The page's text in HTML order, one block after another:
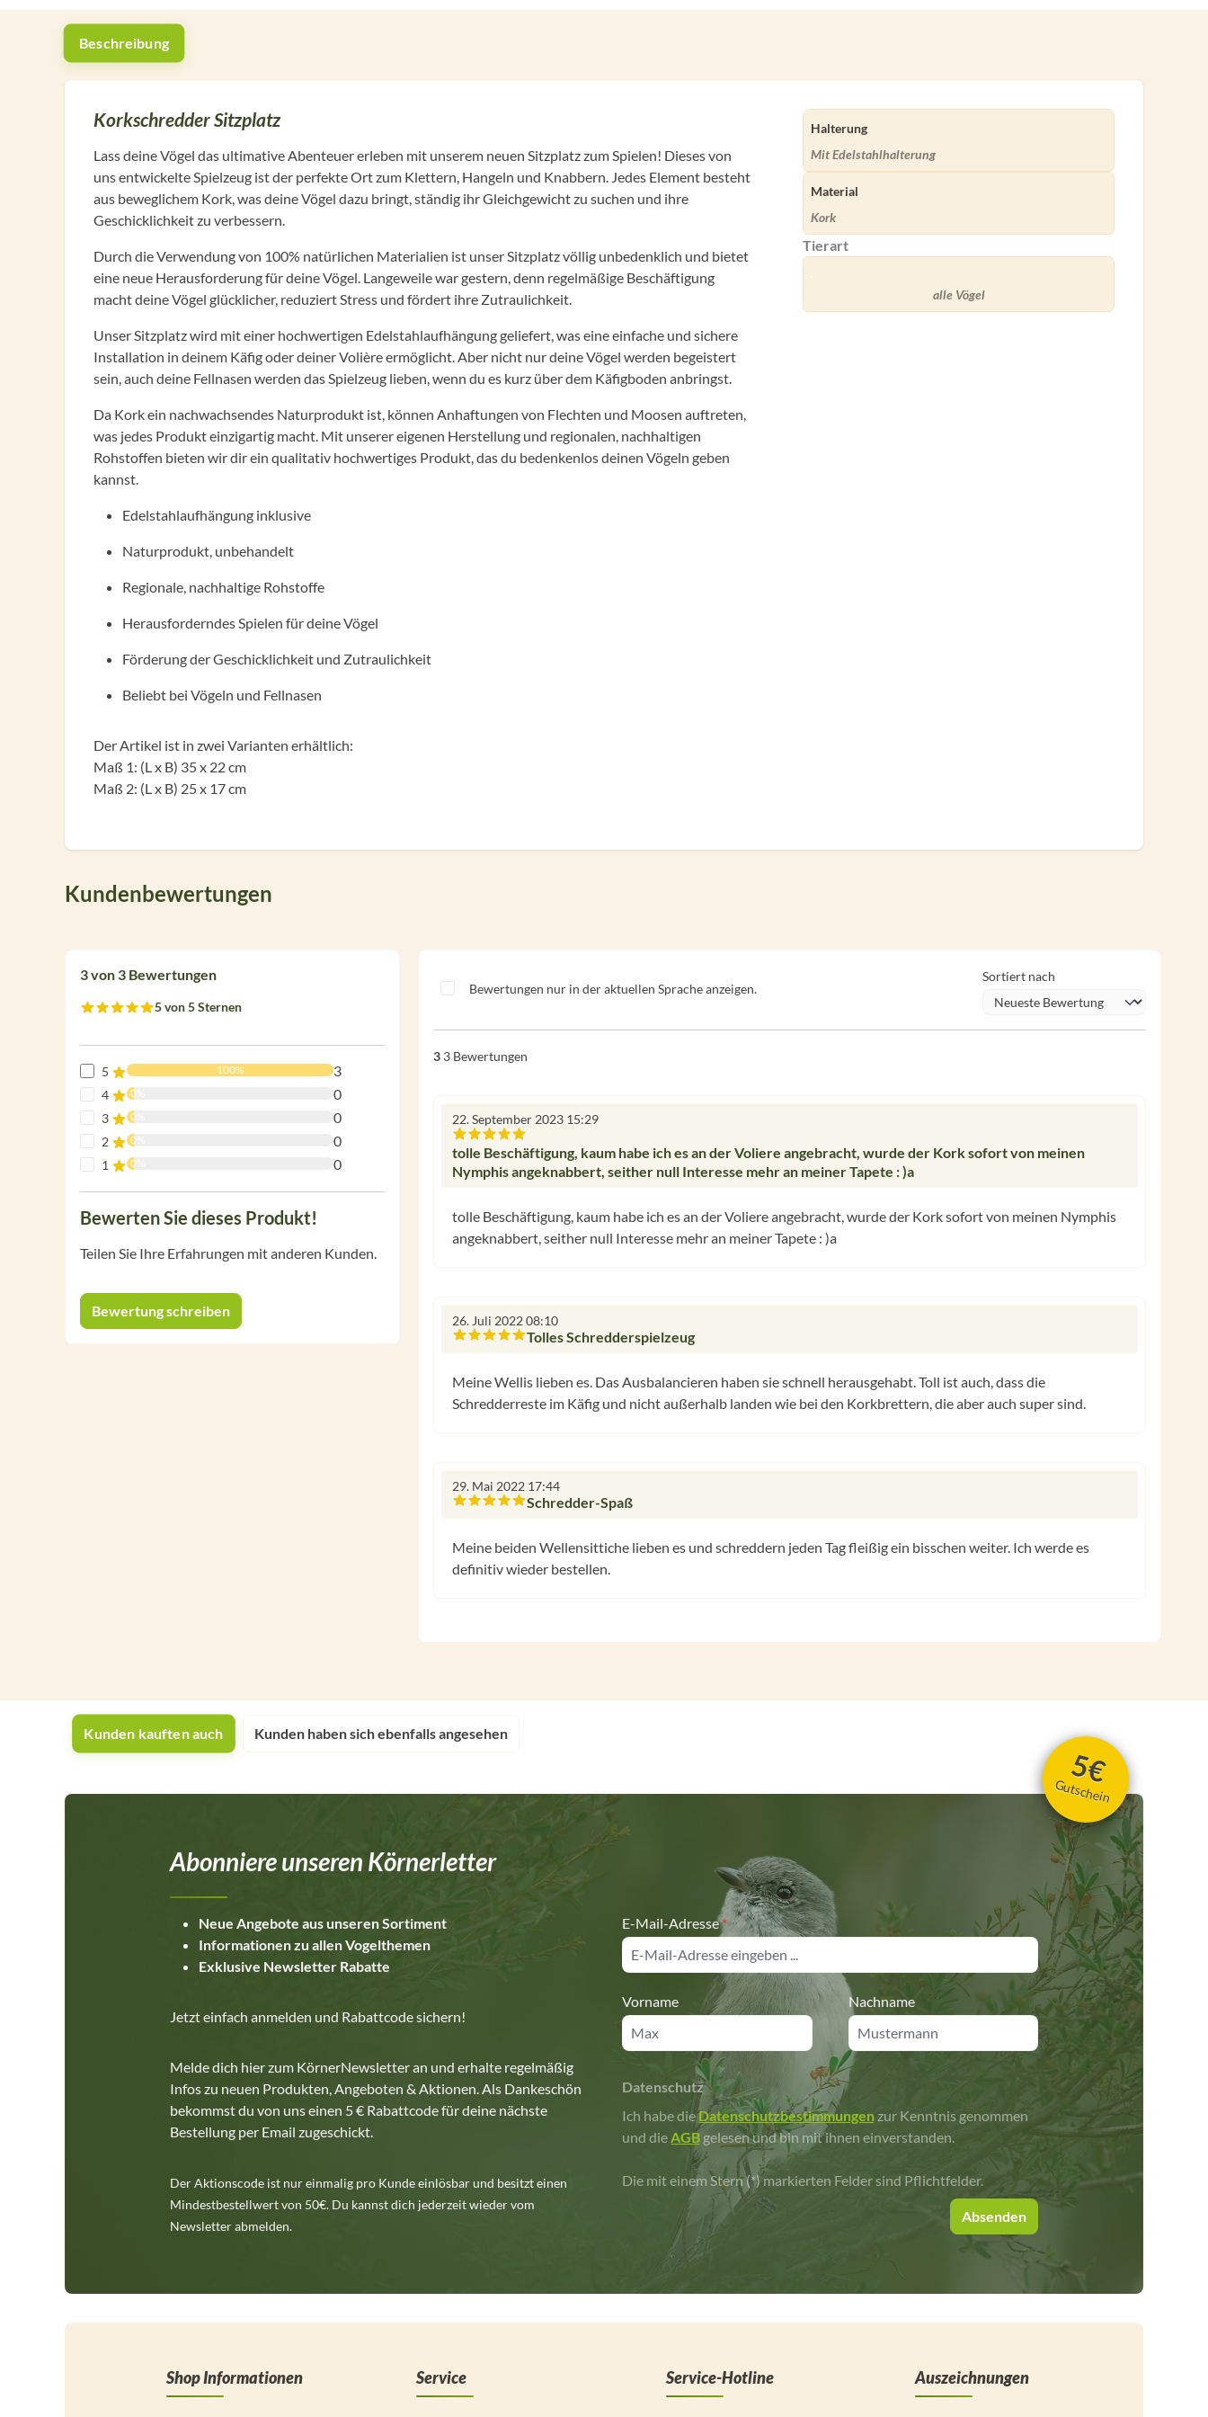
Beschreibung
Korkschredder Sitzplatz
Lass deine Vögel das ultimative Abenteuer erleben mit unserem neuen Sitzplatz zum Spielen! Dieses von
uns entwickelte Spielzeug ist der perfekte Ort zum Klettern, Hangeln und Knabbern. Jedes Element besteht
aus beweglichem Kork, was deine Vögel dazu bringt, ständig ihr Gleichgewicht zu suchen und ihre
Geschicklichkeit zu verbessern.
Durch die Verwendung von 100% natürlichen Materialien ist unser Sitzplatz völlig unbedenklich und bietet
eine neue Herausforderung für deine Vögel. Langeweile war gestern, denn regelmäßige Beschäftigung
macht deine Vögel glücklicher, reduziert Stress und fördert ihre Zutraulichkeit.
Unser Sitzplatz wird mit einer hochwertigen Edelstahlaufhängung geliefert, was eine einfache und sichere
Installation in deinem Käfig oder deiner Volière ermöglicht. Aber nicht nur deine Vögel werden begeistert
sein, auch deine Fellnasen werden das Spielzeug lieben, wenn du es kurz über dem Käfigboden anbringst.
Da Kork ein nachwachsendes Naturprodukt ist, können Anhaftungen von Flechten und Moosen auftreten,
was jedes Produkt einzigartig macht. Mit unserer eigenen Herstellung und regionalen, nachhaltigen
Rohstoffen bieten wir dir ein qualitativ hochwertiges Produkt, das du bedenkenlos deinen Vögeln geben
kannst.
Edelstahlaufhängung inklusive
Naturprodukt, unbehandelt
Regionale, nachhaltige Rohstoffe
Herausforderndes Spielen für deine Vögel
Förderung der Geschicklichkeit und Zutraulichkeit
Beliebt bei Vögeln und Fellnasen
Der Artikel ist in zwei Varianten erhältlich:
Maß 1: (L x B) 35 x 22 cm
Maß 2: (L x B) 25 x 17 cm
Halterung
Mit Edelstahlhalterung
Material
Kork
Tierart
alle Vögel
Kundenbewertungen
3 von 3 Bewertungen
5 von 5 Sternen
5 100% 3
4 0% 0
3 0% 0
2 0% 0
1 0% 0
Bewerten Sie dieses Produkt!
Teilen Sie Ihre Erfahrungen mit anderen Kunden.
Bewertung schreiben
Bewertungen nur in der aktuellen Sprache anzeigen.
Sortiert nach
3 3 Bewertungen
22. September 2023 15:29
Bewertung mit 5 von 5 Sternen
tolle Beschäftigung, kaum habe ich es an der Voliere angebracht, wurde der Kork sofort von meinen
Nymphis angeknabbert, seither null Interesse mehr an meiner Tapete : )a
tolle Beschäftigung, kaum habe ich es an der Voliere angebracht, wurde der Kork sofort von meinen Nymphis
angeknabbert, seither null Interesse mehr an meiner Tapete : )a
26. Juli 2022 08:10
Tolles Schredderspielzeug
Meine Wellis lieben es. Das Ausbalancieren haben sie schnell herausgehabt. Toll ist auch, dass die
Schredderreste im Käfig und nicht außerhalb landen wie bei den Korkbrettern, die aber auch super sind.
29. Mai 2022 17:44
Schredder-Spaß
Meine beiden Wellensittiche lieben es und schreddern jeden Tag fleißig ein bisschen weiter. Ich werde es
definitiv wieder bestellen.
Kunden kauften auch Kunden haben sich ebenfalls angesehen
5€
Gutschein
Abonniere unseren Körnerletter
Neue Angebote aus unseren Sortiment
Informationen zu allen Vogelthemen
Exklusive Newsletter Rabatte
Jetzt einfach anmelden und Rabattcode sichern!
Melde dich hier zum KörnerNewsletter an und erhalte regelmäßig
Infos zu neuen Produkten, Angeboten & Aktionen. Als Dankeschön
bekommst du von uns einen 5 € Rabattcode für deine nächste
Bestellung per Email zugeschickt.
Der Aktionscode ist nur einmalig pro Kunde einlösbar und besitzt einen
Mindestbestellwert von 50€. Du kannst dich jederzeit wieder vom
Newsletter abmelden.
E-Mail-Adresse*
Vorname Nachname
Datenschutz
Ich habe dieDatenschutzbestimmungenzur Kenntnis genommen
und die AGBgelesen und bin mit ihnen einverstanden.
Die mit einem Stern (*) markierten Felder sind Pflichtfelder.
Absenden
Shop Informationen Service Service-Hotline Auszeichnungen